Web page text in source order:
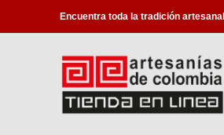
Encuentra toda la tradición